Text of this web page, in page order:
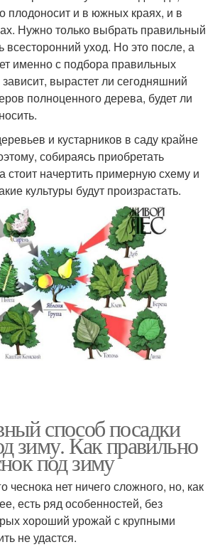
плодоносит и в южных краях, и в
Нужно только выбрать правильный
всесторонний уход. Но это после, а
именно с подбора правильных
зависит, вырастет ли сегодняшний
полноценного дерева, будет ли
и кустарников в саду крайне
собираясь приобретать
стоит начертить примерную схему и
культуры будут произрастать.
способ посадки
зиму. Как правильно
под зиму
чеснока нет ничего сложного, но, как
есть ряд особенностей, без
хороший урожай с крупными
не удастся.